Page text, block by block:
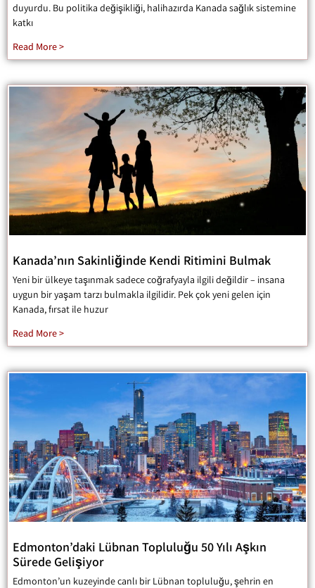
duyurdu. Bu politika değişikliği, halihazırda Kanada sağlık sistemine
katkı
Read More >
Kanada’nın Sakinliğinde Kendi Ritimini Bulmak
Yeni bir ülkeye taşınmak sadece coğrafyayla ilgili değildir – insana
uygun bir yaşam tarzı bulmakla ilgilidir. Pek çok yeni gelen için
Kanada, fırsat ile huzur
Read More >
Edmonton’daki Lübnan Topluluğu 50 Yılı Aşkın
Sürede Gelişiyor
Edmonton’un kuzeyinde canlı bir Lübnan topluluğu, şehrin en